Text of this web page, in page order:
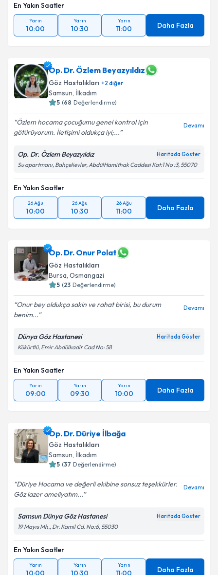
En Yakın Saatler
Yarın
10:00
Yarın
10:30
Yarın
11:00 Daha Fazla
Op. Dr. Özlem Beyazyıldız
Göz Hastalıkları +2 diğer
Samsun, İlkadım
5 (68 Değerlendirme)
Özlem hocama çocuğumu genel kontrol için
götürüyorum. İletişimi oldukça iyi;...
Devamı
Op. Dr. Özlem Beyazyıldız Haritada Göster
Su apartmanı, Bahçelievler, AbdülHamithak Caddesi Kat:1 No :3, 55070
En Yakın Saatler
26 Ağu
10:00
26 Ağu
10:30
26 Ağu
11:00 Daha Fazla
Op. Dr. Onur Polat
Göz Hastalıkları
Bursa, Osmangazi
5 (23 Değerlendirme)
Onur bey oldukça sakin ve rahat birisi, bu durum
benim...
Devamı
Dünya Göz Hastanesi Haritada Göster
Kükürtlü, Emir Abdülkadir Cad No: 58
En Yakın Saatler
Yarın
09:00
Yarın
09:30
Yarın
10:00 Daha Fazla
Op. Dr. Düriye İlbağa
Göz Hastalıkları
Samsun, İlkadım
5 (37 Değerlendirme)
Düriye Hocama ve değerli ekibine sonsuz teşekkürler.
Göz lazer ameliyatım...
Devamı
Samsun Dünya Göz Hastanesi Haritada Göster
19 Mayıs Mh., Dr. Kamil Cd. No:6, 55030
En Yakın Saatler
Yarın
10:00
Yarın
10:30
Yarın
11:00 Daha Fazla